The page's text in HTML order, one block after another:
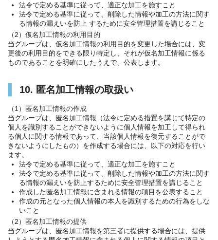
法令で定める基準に従って、適正な加工を施すこと
法令で定める基準に従って、削除した情報や加工の方法に関す
る情報の漏えいを防止 するために安全管理措置を講じること
（2）仮名加工情報の利用目的
当グループは、仮名加工情報の利用目的を変更した場合には、変
更後の利用目的をできる限り特定し、それが仮名加工情報に係る
ものであることを明確にしたうえで、公表します。
10. 匿名加工情報の取扱い
（1）匿名加工情報の作成
当グループは、匿名加工情報（法令に定める措置を講じて特定の
個人を識別することができないように個人情報を加工して得られ
る個人に関する情報であって、当該個人情報を復元することがで
きないようにしたもの）を作成する場合には、以下の対応を行い
ます。
法令で定める基準に従って、適正な加工を施すこと
法令で定める基準に従って、削除した情報や加工の方法に関す
る情報の漏えいを防止するために安全管理措置を講じること
作成した匿名加工情報に含まれる情報の項目を公表すること
作成の元となった個人情報の本人を識別するための行為をしな
いこと
（2）匿名加工情報の提供
当グループは、匿名加工情報を第三者に提供する場合には、提供